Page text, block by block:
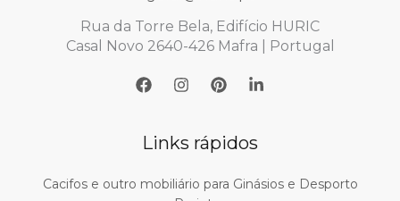
Rua da Torre Bela, Edifício HURIC
Casal Novo 2640-426 Mafra | Portugal
Links rápidos
Cacifos e outro mobiliário para Ginásios e Desporto